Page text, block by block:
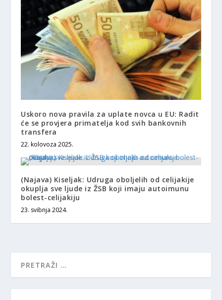
Uskoro nova pravila za uplate novca u EU: Radit
će se provjera primatelja kod svih bankovnih
transfera
22. kolovoza 2025.
(Najava) Kiseljak: Udruga oboljelih od celijakije
okuplja sve ljude iz ŽSB koji imaju autoimunu
bolest-celijakiju
23. svibnja 2024.